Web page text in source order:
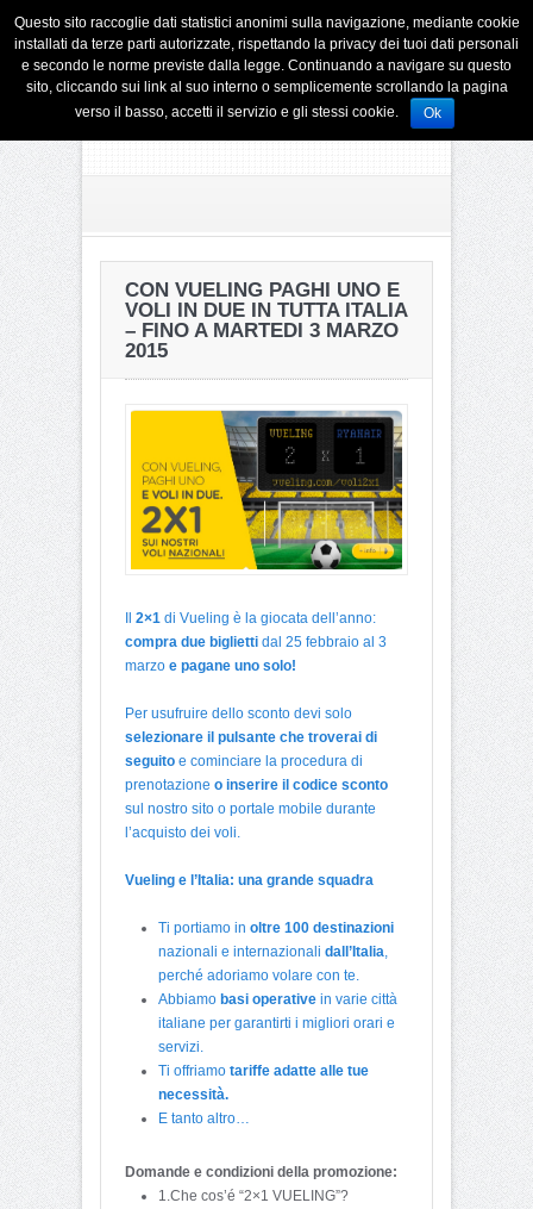
CON VUELING PAGHI UNO E
VOLI IN DUE IN TUTTA ITALIA
– FINO A MARTEDI 3 MARZO
2015
Il 2×1 di Vueling è la giocata dell’anno:
compra due biglietti dal 25 febbraio al 3
marzo e pagane uno solo!
Per usufruire dello sconto devi solo
selezionare il pulsante che troverai di
seguito e cominciare la procedura di
prenotazione o inserire il codice sconto
sul nostro sito o portale mobile durante
l’acquisto dei voli.
Vueling e l’Italia: una grande squadra
Ti portiamo inoltre 100 destinazioni
nazionali e internazionalidall’Italia
perché adoriamo volare con te.
Abbiamobasi operative in varie città
italiane per garantirti i migliori orari e
servizi.
Ti offriamotariffe adatte alle tue
necessità.
E tanto altro…
Domande e condizioni della promozione:
1.Che cos’é “2×1 VUELING”?
Questo sito raccoglie dati statistici anonimi sulla navigazione, mediante cookie
installati da terze parti autorizzate, rispettando la privacy dei tuoi dati personali
e secondo le norme previste dalla legge. Continuando a navigare su questo
sito, cliccando sui link al suo interno o semplicemente scrollando la pagina
verso il basso, accetti il servizio e gli stessi cookie.
Ok